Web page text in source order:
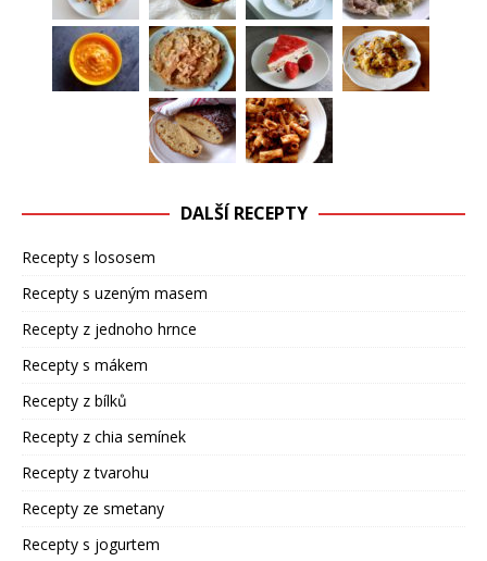
DALŠÍ RECEPTY
Recepty s lososem
Recepty s uzeným masem
Recepty z jednoho hrnce
Recepty s mákem
Recepty z bílků
Recepty z chia semínek
Recepty z tvarohu
Recepty ze smetany
Recepty s jogurtem